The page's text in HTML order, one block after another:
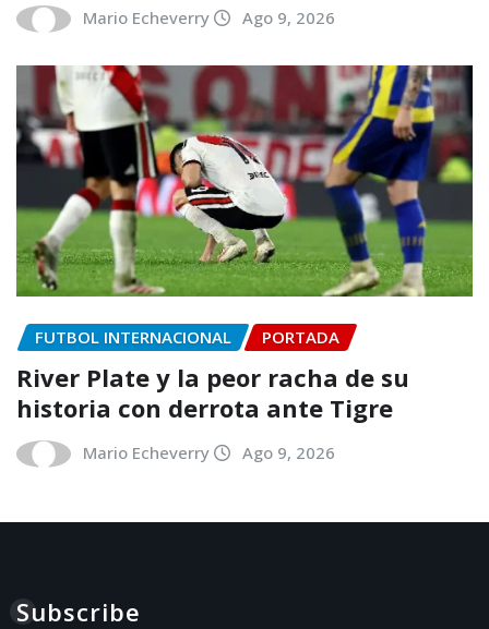
Mario Echeverry Ago 9, 2026
FUTBOL INTERNACIONAL PORTADA
River Plate y la peor racha de su
historia con derrota ante Tigre
Mario Echeverry Ago 9, 2026
Subscribe